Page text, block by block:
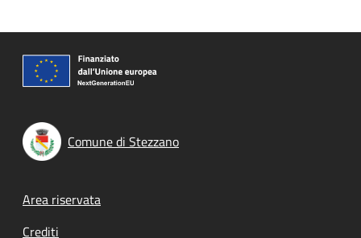
Comune di Stezzano
Footer menu
Area riservata
Crediti